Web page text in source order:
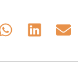
Share Share Share